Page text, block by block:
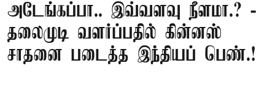
அடேங்கப்பா.. இவ்வளவு நீளமா.? -
தலைமுடி வளர்ப்பதில் கின்னஸ்
சாதனை படைத்த இந்தியப் பெண்.!